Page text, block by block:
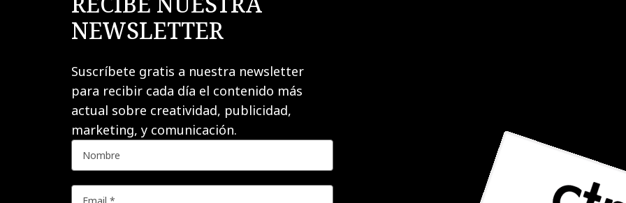
NEWSLETTER
Suscríbete gratis a nuestra newsletter
para recibir cada día el contenido más
actual sobre creatividad, publicidad,
marketing, y comunicación.